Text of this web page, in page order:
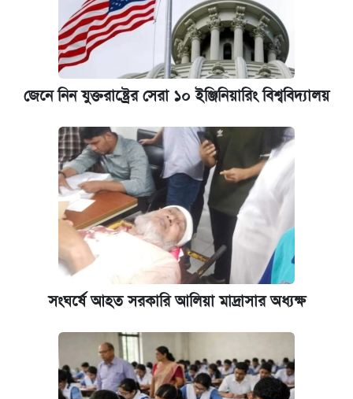
জেনে নিন যুক্তরাষ্ট্রের সেরা ১০ ইঞ্জিনিয়ারিং বিশ্ববিদ্যালয়
সংঘর্ষে আহত সরকারি আলিয়া মাদ্রাসার অধ্যক্ষ